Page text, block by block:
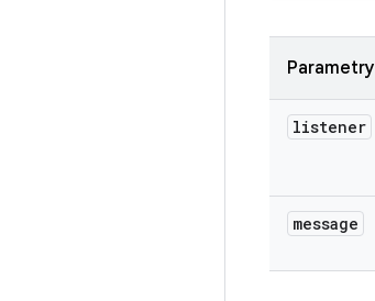
Parametry
listener
message